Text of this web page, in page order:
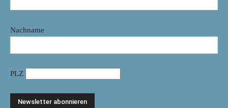
Nachname
PLZ